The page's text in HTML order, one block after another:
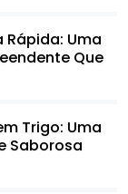
Rápida: Uma
Que
Trigo: Uma
Saborosa